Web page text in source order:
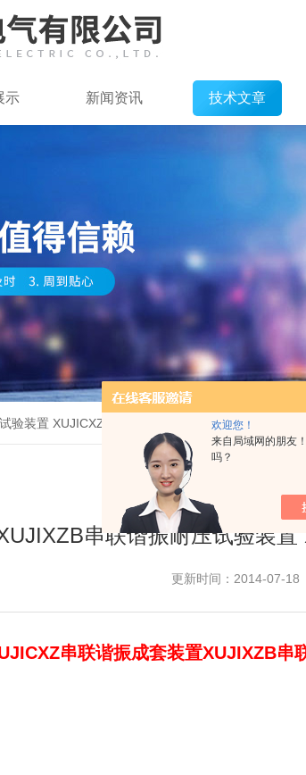
欢迎您！
来自局域网的朋友
吗？
示 新闻资讯 技术文章
验装置 XUJICXZ串联谐振成套装置
串联谐振耐压试验装
更新时间：2014-07-
串联谐振成套装置XUJIXZB